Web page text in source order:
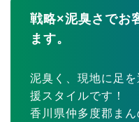
戦略×泥臭さでお
ます。
泥臭く、現地に足
援スタイルです！
香川県仲多度郡ま